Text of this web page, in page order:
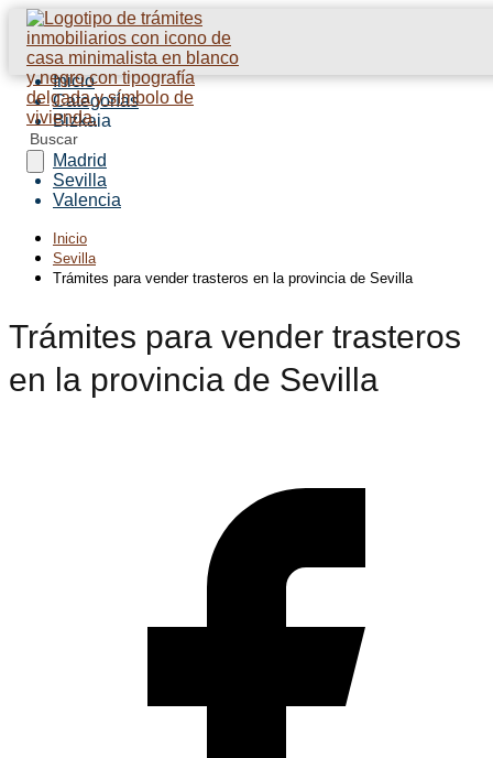
Inicio
Categorías
Bizkaia
Barcelona
Madrid
Sevilla
Valencia
Inicio
Sevilla
Trámites para vender trasteros en la provincia de Sevilla
Trámites para vender trasteros
en la provincia de Sevilla